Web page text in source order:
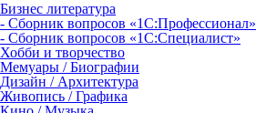
Бизнес литература
- Сборник вопросов «1С:Профессионал»
- Сборник вопросов «1С:Специалист»
Хобби и творчество
Мемуары / Биографии
Дизайн / Архитектура
Живопись / Графика